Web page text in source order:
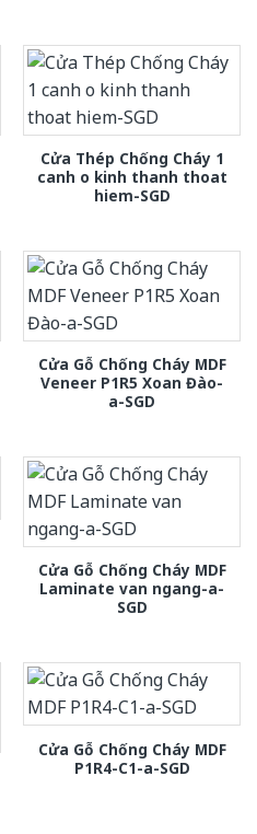
Cửa Thép Chống Cháy 1
canh o kinh thanh thoat
hiem-SGD
Cửa Gỗ Chống Cháy MDF
Veneer P1R5 Xoan Đào-
a-SGD
Cửa Gỗ Chống Cháy MDF
Laminate van ngang-a-
SGD
Cửa Gỗ Chống Cháy MDF
P1R4-C1-a-SGD